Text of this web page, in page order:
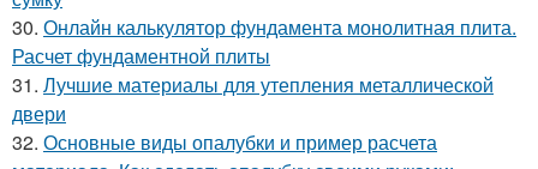
30. Онлайн калькулятор фундамента монолитная плита.
Расчет фундаментной плиты
31. Лучшие материалы для утепления металлической
двери
32. Основные виды опалубки и пример расчета